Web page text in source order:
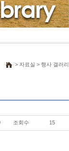
> 자료실 > 행사 갤러리
조회수 15